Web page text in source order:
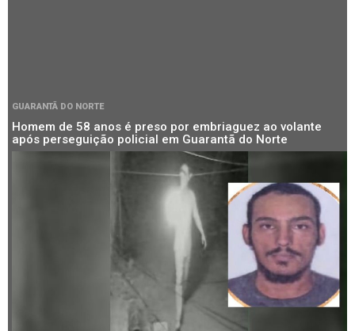
GUARANTÃ DO NORTE
Homem de 58 anos é preso por embriaguez ao volante
após perseguição policial em Guarantã do Norte